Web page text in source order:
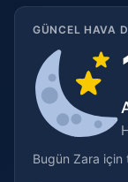
GÜNCEL HAVA
Bugün Zara için